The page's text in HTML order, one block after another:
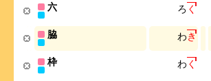
六 ろ く
脇 わき
枠 わ く